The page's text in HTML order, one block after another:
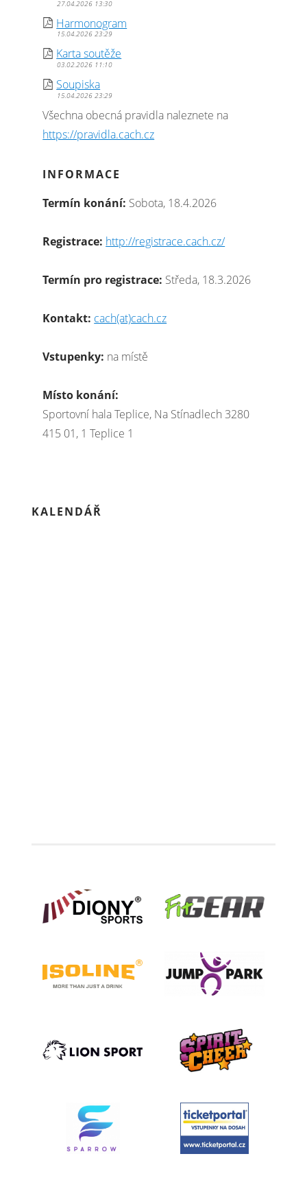
27.04.2026 13:30
Harmonogram
15.04.2026 23:29
Karta soutěže
03.02.2026 11:10
Soupiska
15.04.2026 23:29
Všechna obecná pravidla naleznete na
https://pravidla.cach.cz
INFORMACE
Termín konání: Sobota, 18.4.2026
Registrace: http://registrace.cach.cz/
Termín pro registrace: Středa, 18.3.2026
Kontakt: cach(at)cach.cz
Vstupenky: na místě
Místo konání:
Sportovní hala Teplice, Na Stínadlech 3280
415 01, 1 Teplice 1
KALENDÁŘ